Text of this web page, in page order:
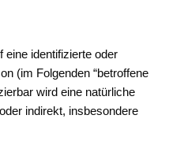
eine identifizierte oder
(im Folgenden “betroffene
wird eine natürliche
indirekt, insbesondere